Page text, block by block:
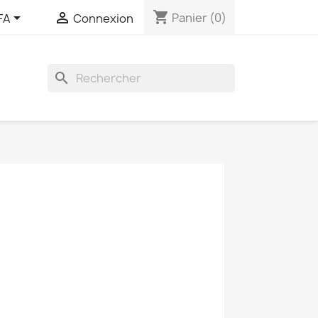
  Connexion shopping_cart Panier (0)
search